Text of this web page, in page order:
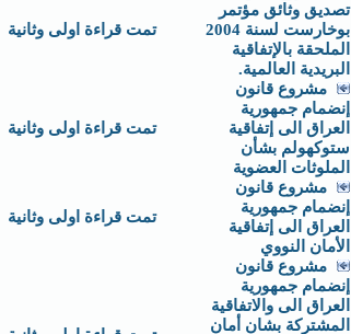
تصديق وثائق مؤتمر
بوخارست لسنة 2004
الملحقة بالإتفاقية
البريدية العالمية.
تمت قراءة اولى وثانية
مشروع قانون
إنضمام جمهورية
العراق الى إتفاقية
ستوكهولم بشأن
الملوثات العضوية
تمت قراءة اولى وثانية
مشروع قانون
إنضمام جمهورية
العراق الى إتفاقية
الأمان النووي
تمت قراءة اولى وثانية
مشروع قانون
إنضمام جمهورية
العراق الى والاتفاقية
المشتركة بشان أمان